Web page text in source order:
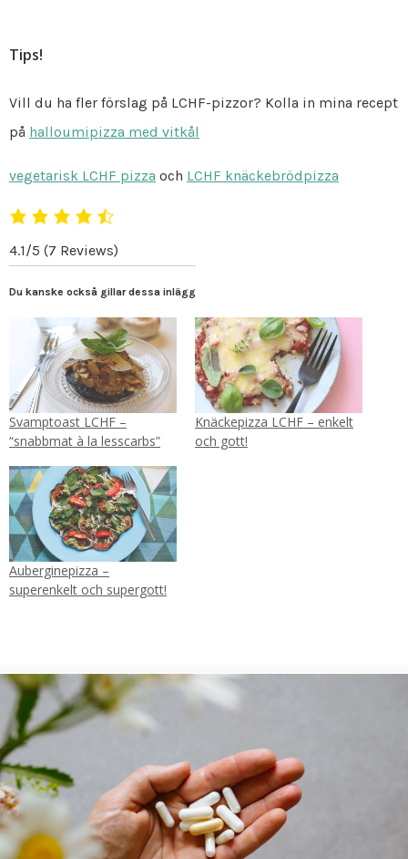
Tips!
Vill du ha fler förslag på LCHF-pizzor? Kolla in mina recept
på halloumipizza med vitkål
vegetarisk LCHF pizza och LCHF knäckebrödpizza
4.1/5 (7 Reviews)
Du kanske också gillar dessa inlägg
Svamptoast LCHF –
“snabbmat à la lesscarbs”
Knäckepizza LCHF – enkelt
och gott!
Auberginepizza –
superenkelt och supergott!